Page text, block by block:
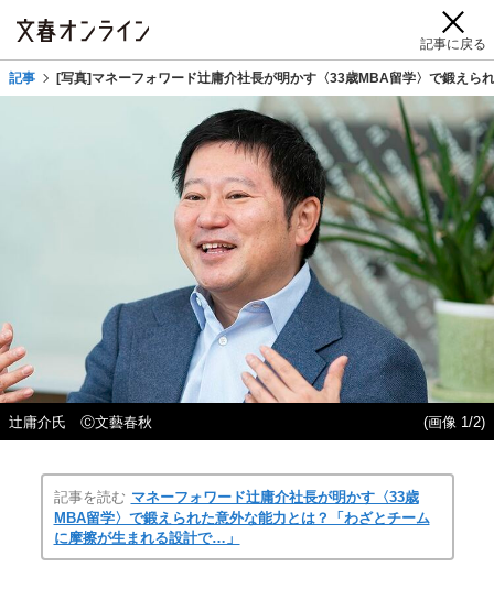
記事に戻る
記事 [写真]マネーフォワード辻庸介社長が明かす〈33歳MBA留学〉で鍛え
辻庸介氏 Ⓒ文藝春秋 (画像 1/2)
記事を読む マネーフォワード辻庸介社長が明かす〈33歳
MBA留学〉で鍛えられた意外な能力とは？「わざとチーム
に摩擦が生まれる設計で…」